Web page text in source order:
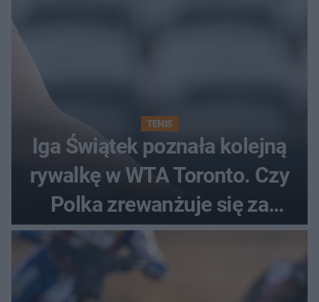
TENIS
Iga Świątek poznała kolejną
rywalkę w WTA Toronto. Czy
Polka zrewanżuje się za
ostatnią porażkę?